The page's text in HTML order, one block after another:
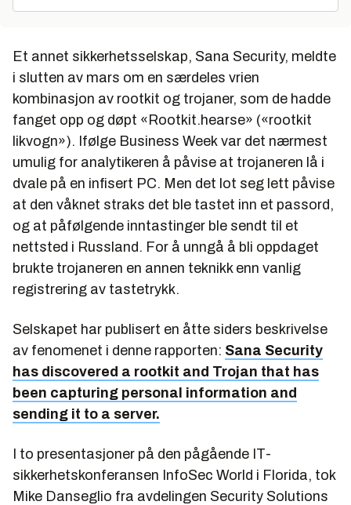
Et annet sikkerhetsselskap, Sana Security, meldte
i slutten av mars om en særdeles vrien
kombinasjon av rootkit og trojaner, som de hadde
fanget opp og døpt «Rootkit.hearse» («rootkit
likvogn»). Ifølge Business Week var det nærmest
umulig for analytikeren å påvise at trojaneren lå i
dvale på en infisert PC. Men det lot seg lett påvise
at den våknet straks det ble tastet inn et passord,
og at påfølgende inntastinger ble sendt til et
nettsted i Russland. For å unngå å bli oppdaget
brukte trojaneren en annen teknikk enn vanlig
registrering av tastetrykk.
Selskapet har publisert en åtte siders beskrivelse
av fenomenet i denne rapporten: Sana Security
has discovered a rootkit and Trojan that has
been capturing personal information and
sending it to a server.
I to presentasjoner på den pågående IT-
sikkerhetskonferansen InfoSec World i Florida, tok
Mike Danseglio fra avdelingen Security Solutions